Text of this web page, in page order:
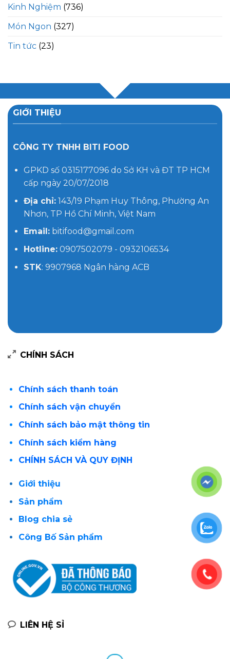
Kinh Nghiệm (736)
Món Ngon (327)
Tin tức (23)
GIỚI THIỆU
CÔNG TY TNHH BITI FOOD
GPKD số 0315177096 do Sở KH và ĐT TP HCM
cấp ngày 20/07/2018
Địa chỉ:143/19 Phạm Huy Thông, Phường An
Nhơn, TP Hồ Chí Minh, Việt Nam
Email:bitifood@gmail.com
Hotline:0907502079 - 0932106534
STK: 9907968 Ngân hàng ACB
CHÍNH SÁCH
Chính sách thanh toán
Chính sách vận chuyển
Chính sách bảo mật thông tin
Chính sách kiểm hàng
CHÍNH SÁCH VÀ QUY ĐỊNH
Giới thiệu
Sản phẩm
Blog chia sẻ
Công Bố Sản phẩm
LIÊN HỆ SỈ